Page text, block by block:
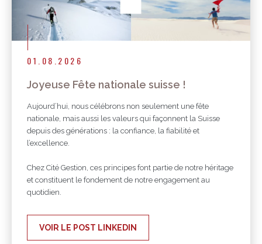
01.08.2026
Joyeuse Fête nationale suisse !
Aujourd’hui, nous célébrons non seulement une fête
nationale, mais aussi les valeurs qui façonnent la Suisse
depuis des générations : la confiance, la fiabilité et
l’excellence.
Chez Cité Gestion, ces principes font partie de notre héritage
et constituent le fondement de notre engagement au
quotidien.
VOIR LE POST LINKEDIN